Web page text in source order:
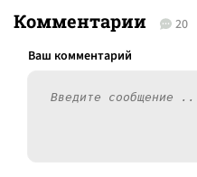
Комментарии 20